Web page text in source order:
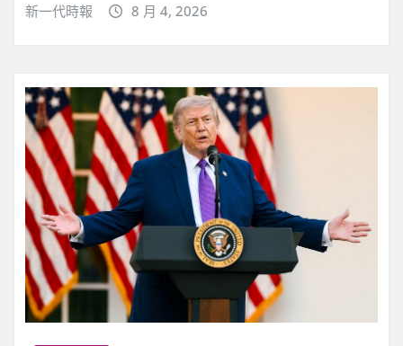
新一代時報 8 月 4, 2026